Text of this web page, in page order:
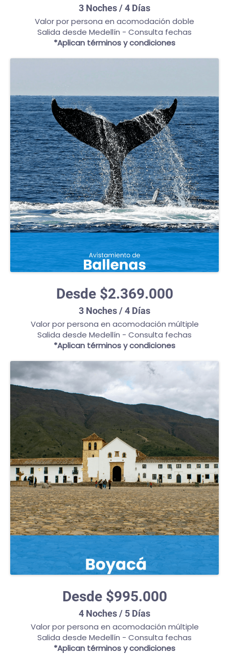
3 Noches / 4 Días
Valor por persona en acomodación doble
Salida desde Medellín - Consulta fechas
*Aplican términos y condiciones
Desde $2.369.000
3 Noches / 4 Días
Valor por persona en acomodación múltiple
Salida desde Medellín - Consulta fechas
*Aplican términos y condiciones
Desde $995.000
4 Noches / 5 Días
Valor por persona en acomodación múltiple
Salida desde Medellín - Consulta fechas
*Aplican términos y condiciones